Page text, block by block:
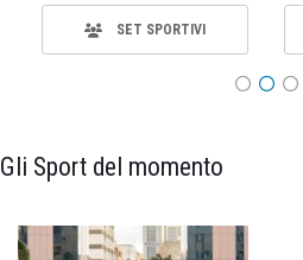
SET SPORTIVI
Gli Sport del momento